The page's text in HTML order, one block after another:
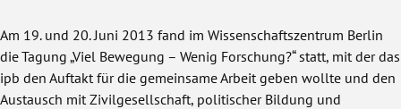
Am 19. und 20. Juni 2013 fand im Wissenschaftszentrum Berlin
die Tagung „Viel Bewegung – Wenig Forschung?“ statt, mit der das
ipb den Auftakt für die gemeinsame Arbeit geben wollte und den
Austausch mit Zivilgesellschaft, politischer Bildung und